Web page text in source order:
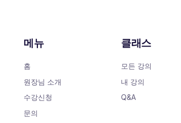
메뉴
홈
원장님 소개
수강신청
문의
클래스
모든 강의
내 강의
Q&A